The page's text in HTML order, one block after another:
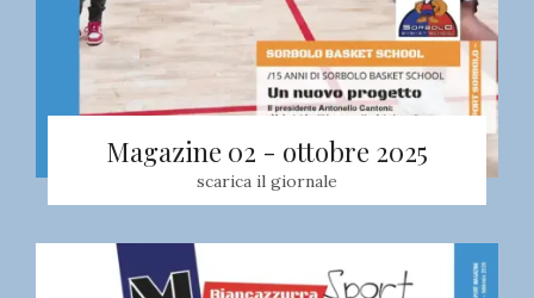
Magazine 02 - ottobre 2025
scarica il giornale